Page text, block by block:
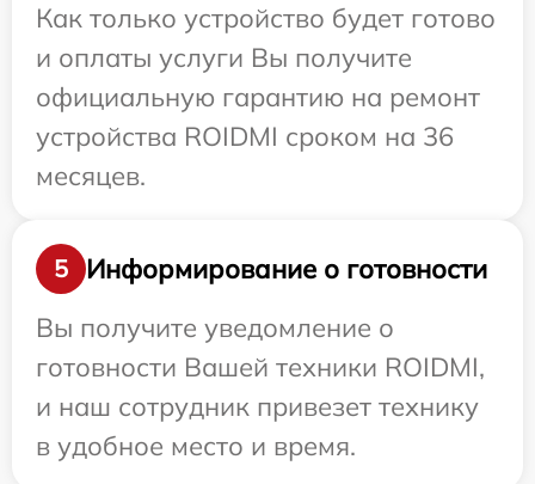
Как только устройство будет готово
и оплаты услуги Вы получите
официальную гарантию на ремонт
устройства ROIDMI сроком на 36
месяцев.
5
Информирование о готовности
Вы получите уведомление о
готовности Вашей техники ROIDMI,
и наш сотрудник привезет технику
в удобное место и время.